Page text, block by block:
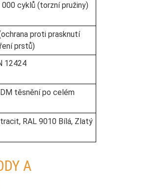
000 cyklů (torzní pružiny)
proti prasknutí
prstů)
12424
těsnění po celém
RAL 9010 Bílá, Zlatý
A